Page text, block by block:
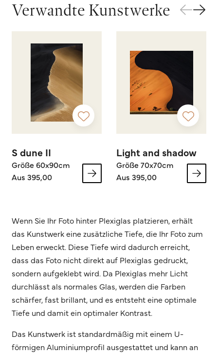
Verwandte Kunstwerke
S dune II
Größe 60x90cm
Aus 395,00
Light and shadow
Größe 70x70cm
Aus 395,00
Wenn Sie Ihr Foto hinter Plexiglas platzieren, erhält
das Kunstwerk eine zusätzliche Tiefe, die Ihr Foto zum
Leben erweckt. Diese Tiefe wird dadurch erreicht,
dass das Foto nicht direkt auf Plexiglas gedruckt,
sondern aufgeklebt wird. Da Plexiglas mehr Licht
durchlässt als normales Glas, werden die Farben
schärfer, fast brillant, und es entsteht eine optimale
Tiefe und damit ein optimaler Kontrast.
Das Kunstwerk ist standardmäßig mit einem U-
förmigen Aluminiumprofil ausgestattet und kann an